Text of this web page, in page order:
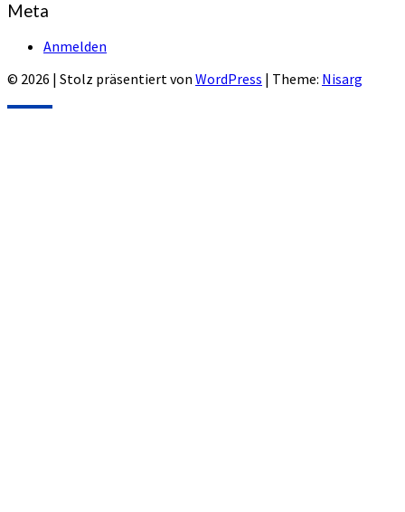
Meta
Anmelden
© 2026 | Stolz präsentiert von WordPress | Theme: Nisarg